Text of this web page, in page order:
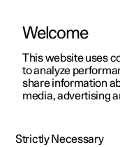
Polestar 2
Polestar 3
Polestar 4
Bekijk onze
Handleiding
Achterbank
Welcome
This website uses
to analyze
share information
media, advertising
Strictly Necessary